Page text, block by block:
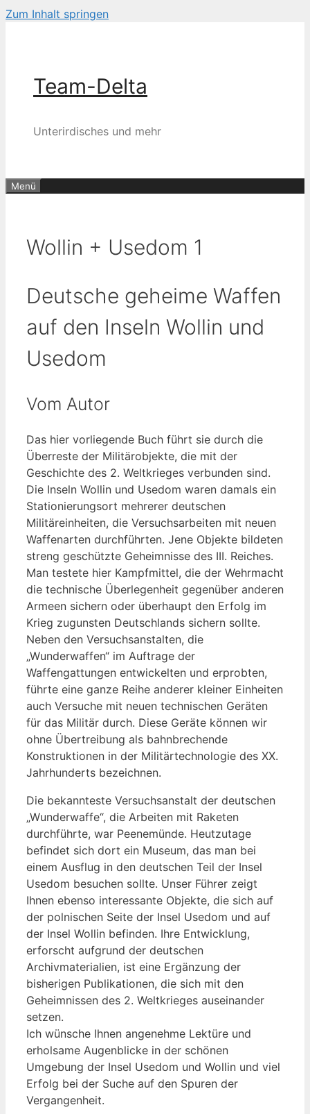
Zum Inhalt springen
Team-Delta
Unterirdisches und mehr
Menü
Wollin + Usedom 1
Deutsche geheime Waffen
auf den Inseln Wollin und
Usedom
Vom Autor
Das hier vorliegende Buch führt sie durch die
Überreste der Militärobjekte, die mit der
Geschichte des 2. Weltkrieges verbunden sind.
Die Inseln Wollin und Usedom waren damals ein
Stationierungsort mehrerer deutschen
Militäreinheiten, die Versuchsarbeiten mit neuen
Waffenarten durchführten. Jene Objekte bildeten
streng geschützte Geheimnisse des III. Reiches.
Man testete hier Kampfmittel, die der Wehrmacht
die technische Überlegenheit gegenüber anderen
Armeen sichern oder überhaupt den Erfolg im
Krieg zugunsten Deutschlands sichern sollte.
Neben den Versuchsanstalten, die
„Wunderwaffen“ im Auftrage der
Waffengattungen entwickelten und erprobten,
führte eine ganze Reihe anderer kleiner Einheiten
auch Versuche mit neuen technischen Geräten
für das Militär durch. Diese Geräte können wir
ohne Übertreibung als bahnbrechende
Konstruktionen in der Militärtechnologie des XX.
Jahrhunderts bezeichnen.
Die bekannteste Versuchsanstalt der deutschen
„Wunderwaffe“, die Arbeiten mit Raketen
durchführte, war Peenemünde. Heutzutage
befindet sich dort ein Museum, das man bei
einem Ausflug in den deutschen Teil der Insel
Usedom besuchen sollte. Unser Führer zeigt
Ihnen ebenso interessante Objekte, die sich auf
der polnischen Seite der Insel Usedom und auf
der Insel Wollin befinden. Ihre Entwicklung,
erforscht aufgrund der deutschen
Archivmaterialien, ist eine Ergänzung der
bisherigen Publikationen, die sich mit den
Geheimnissen des 2. Weltkrieges auseinander
setzen.
Ich wünsche Ihnen angenehme Lektüre und
erholsame Augenblicke in der schönen
Umgebung der Insel Usedom und Wollin und viel
Erfolg bei der Suche auf den Spuren der
Vergangenheit.